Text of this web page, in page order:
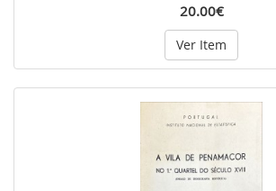
20.00€
Ver Item